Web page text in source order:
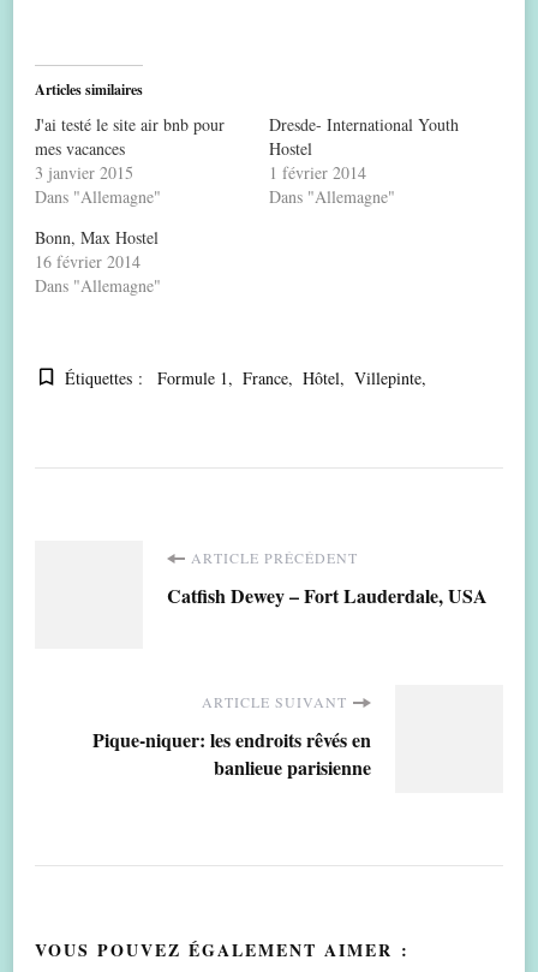
Articles similaires
J'ai testé le site air bnb pour
mes vacances
3 janvier 2015
Dans "Allemagne"
Dresde- International Youth
Hostel
1 février 2014
Dans "Allemagne"
Bonn, Max Hostel
16 février 2014
Dans "Allemagne"
Étiquettes : Formule 1 France Hôtel Villepinte
NavigationARTICLE PRÉCÉDENT
Catfish Dewey – Fort Lauderdale, USA
ARTICLE SUIVANT
Pique-niquer: les endroits rêvés en
banlieue parisienne
VOUS POUVEZ ÉGALEMENT AIMER :